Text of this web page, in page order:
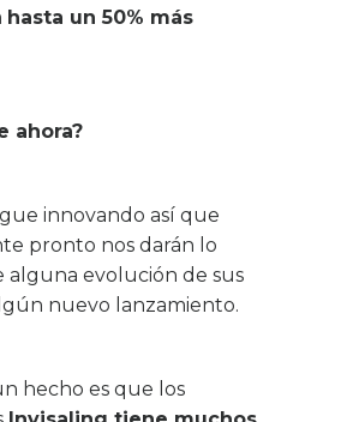
hasta un 50% más
ahora?
innovando así que
pronto nos darán lo
alguna evolución de sus
nuevo lanzamiento.
hecho es que los